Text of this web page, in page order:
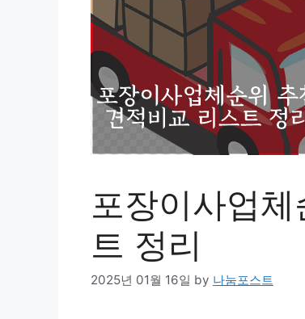
포장이사업
트 정리
2025년 01월 16일 by 나눔포스트